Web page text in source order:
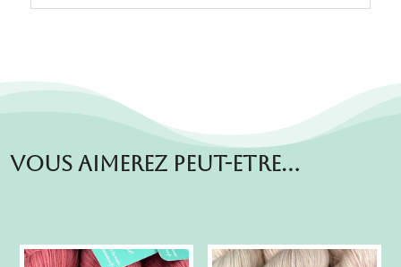
Vous aimerez peut-etre…